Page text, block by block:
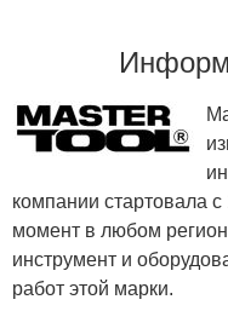
компании стартовала
момент в любом
инструмент и
работ этой марки.